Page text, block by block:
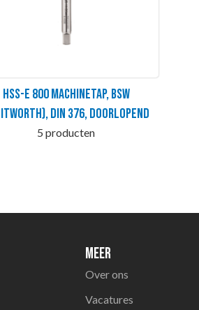
HSS-E 800 Machinetap, BSW
DIN 376, doorlopend
5 producten
Meer
Over ons
Vacatures